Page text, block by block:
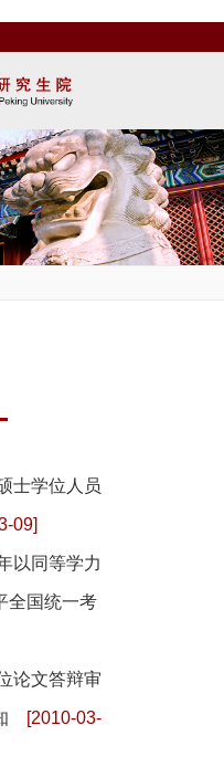
士学位人员
09]
以同等学力
全国统一考
论文答辩审
[2010-03-